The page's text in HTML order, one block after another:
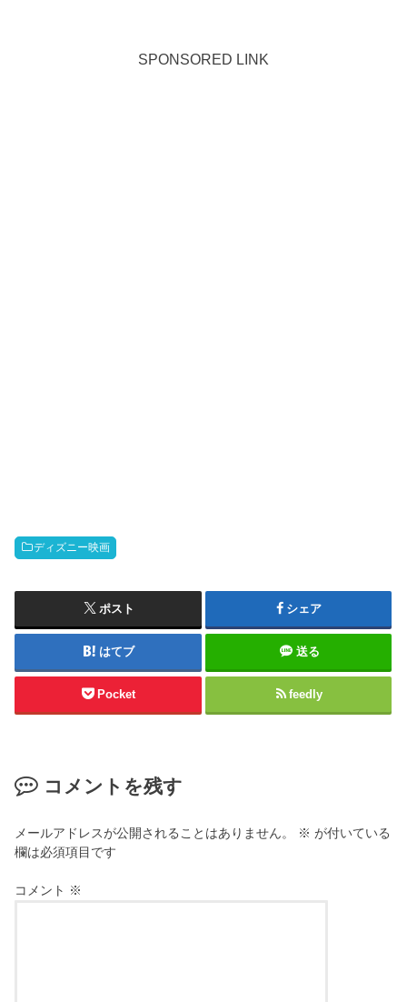
SPONSORED LINK
ディズニー映画
ポスト シェア
はてブ 送る
Pocket feedly
コメントを残す
メールアドレスが公開されることはありません。 ※ が付いている
欄は必須項目です
コメント ※